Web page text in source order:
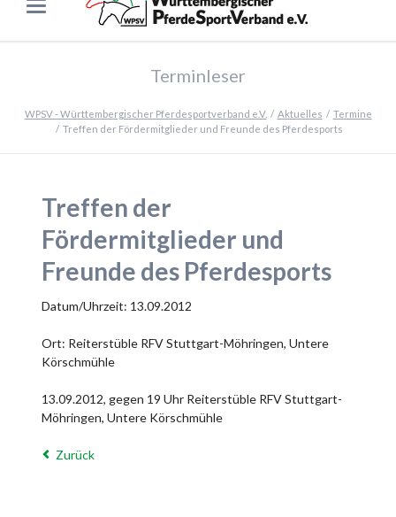
Terminleser
WPSV - Württembergischer Pferdesportverband e.V. Aktuelles
Termine
Treffen der Fördermitglieder und Freunde des Pferdesports
Treffen der
Fördermitglieder und
Freunde des Pferdesports
Datum/Uhrzeit: 13.09.2012
Ort: Reiterstüble RFV Stuttgart-Möhringen, Untere
Körschmühle
13.09.2012, gegen 19 Uhr Reiterstüble RFV Stuttgart-
Möhringen, Untere Körschmühle
Zurück